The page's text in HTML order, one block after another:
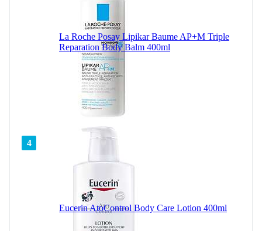
La Roche Posay Lipikar Baume AP+M Triple
Reparation Body Balm 400ml
4
Eucerin AtoControl Body Care Lotion 400ml